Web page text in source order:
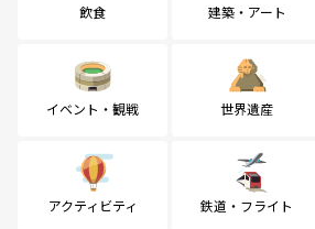
飲食 建築・アート
イベント・観戦 世界遺産
アクティビティ 鉄道・フライト